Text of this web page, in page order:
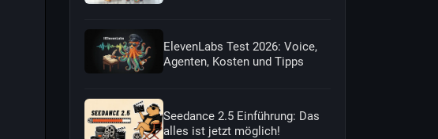
ElevenLabs Test 2026: Voice,
Agenten, Kosten und Tipps
Seedance 2.5 Einführung: Das
alles ist jetzt möglich!